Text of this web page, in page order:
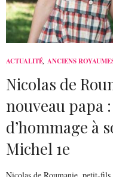
ACTUALITÉ, ANCIENS
Nicolas de
nouveau papa
d’hommage à
Michel 1e